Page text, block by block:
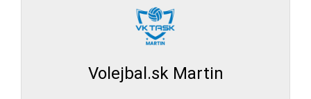
Volejbal.sk Martin